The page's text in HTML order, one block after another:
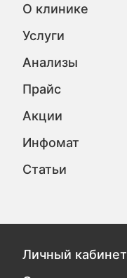
О клинике
Услуги
Анализы
Прайс
Акции
Инфомат
Статьи
Личный кабинет